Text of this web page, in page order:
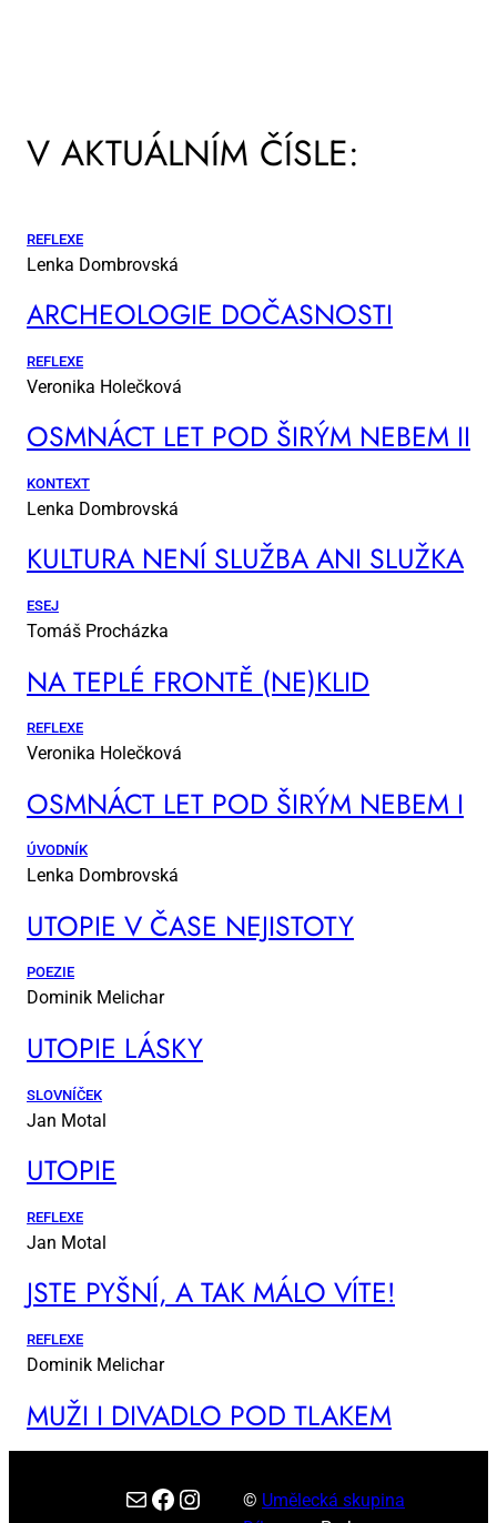
V AKTUÁLNÍM ČÍSLE:
REFLEXE
Lenka Dombrovská
AR­CHE­O­LO­GIE DO­ČAS­NOS­TI
REFLEXE
Veronika Holečková
OSM­NÁCT LET POD ŠI­RÝM NE­BEM II
KONTEXT
Lenka Dombrovská
KUL­TU­RA NE­NÍ SLUŽ­BA ANI SLUŽ­KA
ESEJ
Tomáš Procházka
NA TEP­LÉ FRON­TĚ (NE)KLID
REFLEXE
Veronika Holečková
OSM­NÁCT LET POD ŠI­RÝM NE­BEM I
ÚVODNÍK
Lenka Dombrovská
UTO­PIE V ČA­SE NE­JIS­TO­TY
POEZIE
Dominik Melichar
UTO­PIE LÁS­KY
SLOVNÍČEK
Jan Motal
UTO­PIE
REFLEXE
Jan Motal
JSTE PYŠ­NÍ, A TAK MÁ­LO VÍ­TE!
REFLEXE
Dominik Melichar
MUŽI I DI­VA­DLO POD TLA­KEM
E-mail Facebook Instagram © Umělecká skupina